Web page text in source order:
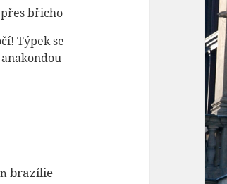
břicho
Týpek se
brazílie